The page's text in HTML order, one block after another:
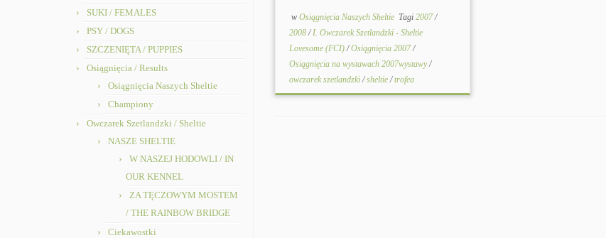
SUKI / FEMALES
PSY / DOGS
SZCZENIĘTA / PUPPIES
Osiągnięcia / Results
Osiągnięcia Naszych Sheltie
Championy
Owczarek Szetlandzki / Sheltie
NASZE SHELTIE
W NASZEJ HODOWLI / IN
OUR KENNEL
ZA TĘCZOWYM MOSTEM
/ THE RAINBOW BRIDGE
Ciekawostki
wOsiągnięcia Naszych Sheltie Tagi2007/
2008/I. Owczarek Szetlandzki - Sheltie
Lovesome (FCI)/Osiągnięcia 2007/
Osiągnięcia na wystawach 2007wystawy/
owczarek szetlandzki/sheltie/trofea